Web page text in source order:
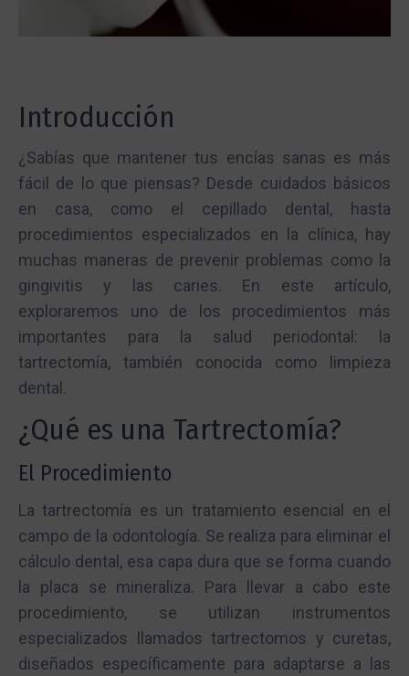
Introducción
¿Sabías que mantener tus encías sanas es más
fácil de lo que piensas? Desde cuidados básicos
en casa, como el cepillado dental, hasta
procedimientos especializados en la clínica, hay
muchas maneras de prevenir problemas como la
gingivitis y las caries. En este artículo,
exploraremos uno de los procedimientos más
importantes para la salud periodontal: la
tartrectomía, también conocida como limpieza
dental.
¿Qué es una Tartrectomía?
El Procedimiento
La tartrectomía es un tratamiento esencial en el
campo de la odontología. Se realiza para eliminar el
cálculo dental, esa capa dura que se forma cuando
la placa se mineraliza. Para llevar a cabo este
procedimiento, se utilizan instrumentos
especializados llamados tartrectomos y curetas,
diseñados específicamente para adaptarse a las